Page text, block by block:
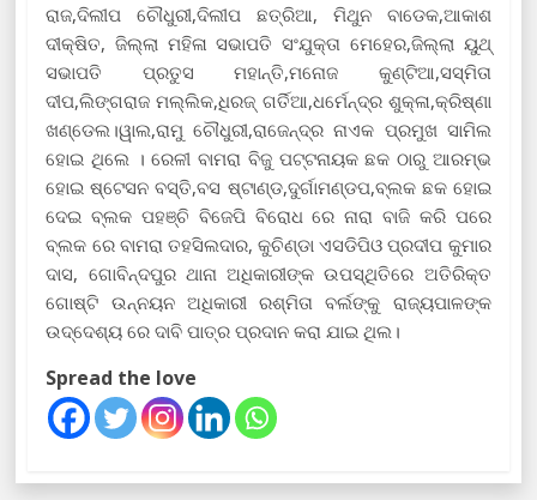
ରାଜ,ଦିଲୀପ ଚୌଧୁରୀ,ଦିଲୀପ ଛତ୍ରିଆ, ମିଥୁନ ବାଡେକ,ଆକାଶ
ଦୀକ୍ଷିତ, ଜିଲ୍ଲା ମହିଳା ସଭାପତି ସଂଯୁକ୍ତା ମେହେର,ଜିଲ୍ଲା ୟୁଥ୍
ସଭାପତି ପ୍ରତୁସ ମହାନ୍ତି,ମନୋଜ କୁଣ୍ଟିଆ,ସସ୍ମିତା
ଦୀପ,ଲିଙ୍ଗରାଜ ମଲ୍ଲିକ,ଧିରଜ୍ ଗର୍ତିଆ,ଧର୍ମେନ୍ଦ୍ର ଶୁକ୍ଳା,କ୍ରିଷ୍ଣା
ଖଣ୍ଡେଲ।ୱାଲ,ରାମୁ ଚୌଧୁରୀ,ରାଜେନ୍ଦ୍ର ନାଏକ ପ୍ରମୁଖ ସାମିଲ
ହୋଇ ଥିଲେ । ରେଳୀ ବାମରା ବିଜୁ ପଟ୍ଟନାୟକ ଛକ ଠାରୁ ଆରମ୍ଭ
ହୋଇ ଷ୍ଟେସନ ବସ୍ତି,ବସ ଷ୍ଟାଣ୍ଡ,ଦୁର୍ଗାମଣ୍ଡପ,ବ୍ଲକ ଛକ ହୋଇ
ଦେଇ ବ୍ଲକ ପହଞ୍ଚି ବିଜେପି ବିରୋଧ ରେ ନାରା ବାଜି କରି ପରେ
ବ୍ଲକ ରେ ବାମରା ତହସିଲଦାର, କୁଚିଣ୍ଡା ଏସଡିପିଓ ପ୍ରଦୀପ କୁମାର
ଦାସ, ଗୋବିନ୍ଦପୁର ଥାନା ଅଧିକାରୀଙ୍କ ଉପସ୍ଥିତିରେ ଅତିରିକ୍ତ
ଗୋଷ୍ଟି ଉନ୍ନୟନ ଅଧିକାରୀ ରଶ୍ମିତା ବର୍ଲଙ୍କୁ ରାଜ୍ୟପାଳଙ୍କ
ଉଦ୍ଦେଶ୍ୟ ରେ ଦାବି ପାତ୍ର ପ୍ରଦାନ କରା ଯାଇ ଥିଲ।
Spread the love